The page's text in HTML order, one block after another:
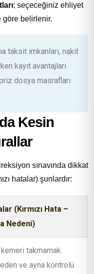
; seçeceğiniz ehliyet
göre belirlenir.
taksit imkanları, nakit
kayıt avantajları
dosya masrafları
Kesin
sınavında dikkat
hatalar) şunlardır:
(Kırmızı Hata –
Nedeni)
takmamak.
ve ayna kontrolü